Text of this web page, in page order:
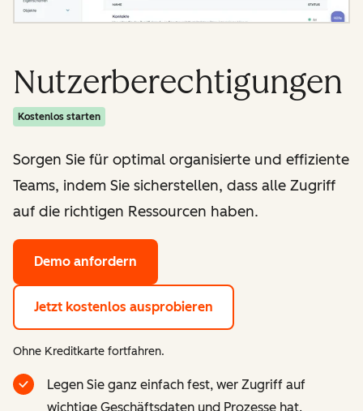
Nutzerberechtigungen
Kostenlos starten
Sorgen Sie für optimal organisierte und effiziente
Teams, indem Sie sicherstellen, dass alle Zugriff
auf die richtigen Ressourcen haben.
Demo anfordern
Jetzt kostenlos ausprobieren
Ohne Kreditkarte fortfahren.
Legen Sie ganz einfach fest, wer Zugriff auf
wichtige Geschäftsdaten und Prozesse hat.